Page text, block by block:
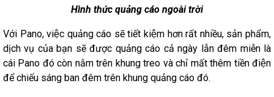
Hình thức quảng cáo ngoài trời
Với Pano, việc quảng cáo sẽ tiết kiệm hơn rất nhiều, sản phẩm,
dịch vụ của bạn sẽ được quảng cáo cả ngày lẫn đêm miễn là
cái Pano đó còn nằm trên khung treo và chỉ mất thêm tiền điện
để chiếu sáng ban đêm trên khung quảng cáo đó.